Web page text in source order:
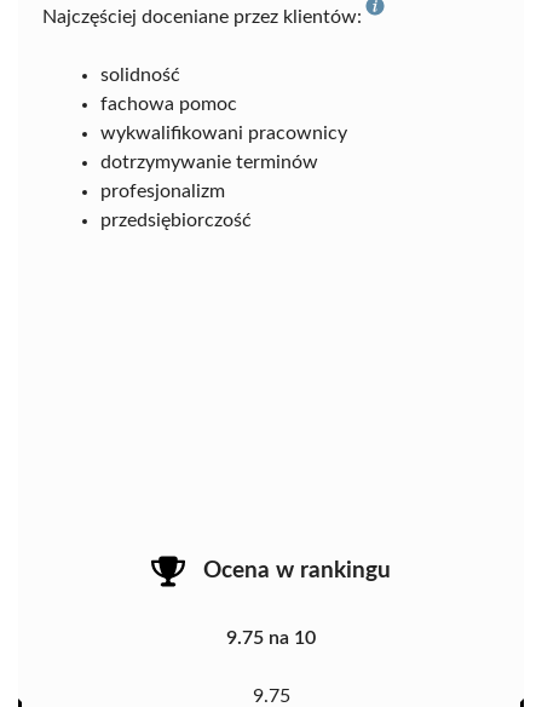
Najczęściej doceniane przez klientów:
solidność
fachowa pomoc
wykwalifikowani pracownicy
dotrzymywanie terminów
profesjonalizm
przedsiębiorczość
Ocena w rankingu
9.75 na 10
9.75